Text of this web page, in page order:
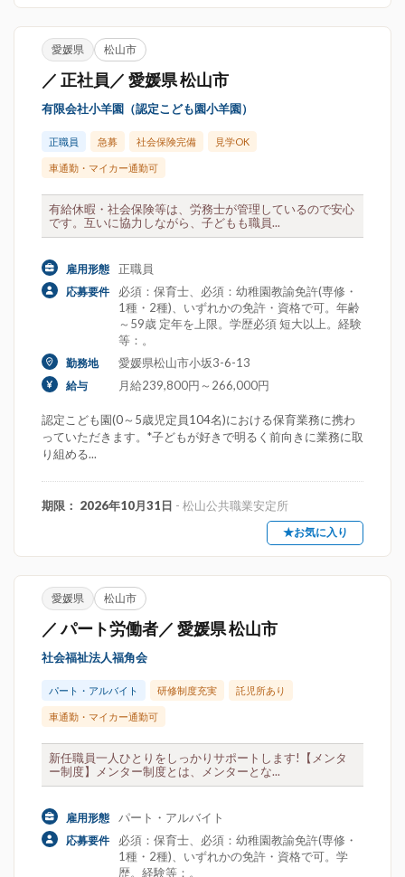
愛媛県 松山市
／ 正社員／ 愛媛県 松山市
有限会社小羊園（認定こども園小羊園）
正職員 急募 社会保険完備 見学OK
車通勤・マイカー通勤可
有給休暇・社会保険等は、労務士が管理しているので安心
です。互いに協力しながら、子どもも職員...
雇用形態 正職員
応募要件
必須：保育士、必須：幼稚園教諭免許(専修・
1種・2種)、いずれかの免許・資格で可。年齢
～59歳 定年を上限。学歴必須 短大以上。経験
等：。
勤務地 愛媛県松山市小坂3-6-13
給与 月給239,800円～266,000円
認定こども園(0～5歳児定員104名)における保育業務に携わ
っていただきます。*子どもが好きで明るく前向きに業務に取
り組める...
期限： 2026年10月31日 - 松山公共職業安定所
★お気に入り
愛媛県 松山市
／ パート労働者／ 愛媛県 松山市
社会福祉法人福角会
パート・アルバイト 研修制度充実 託児所あり
車通勤・マイカー通勤可
新任職員一人ひとりをしっかりサポートします!【メンタ
ー制度】メンター制度とは、メンターとな...
雇用形態 パート・アルバイト
応募要件
必須：保育士、必須：幼稚園教諭免許(専修・
1種・2種)、いずれかの免許・資格で可。学
歴。経験等：。